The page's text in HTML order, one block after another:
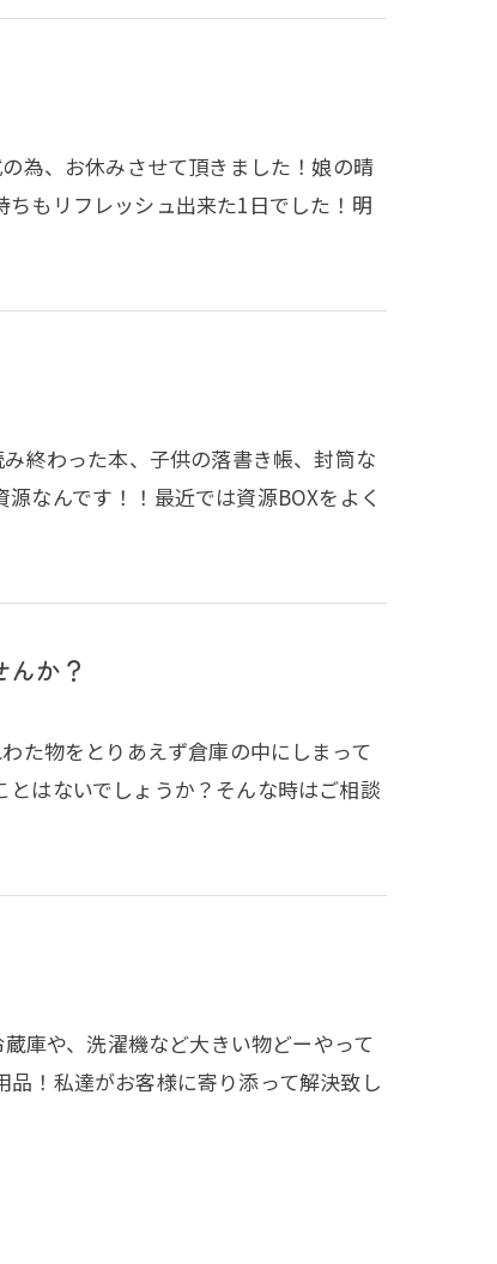
為、お休みさせて頂きました！娘の晴
もリフレッシュ出来た1日でした！明
終わった本、子供の落書き帳、封筒な
なんです！！最近では資源BOXをよく
か？
た物をとりあえず倉庫の中にしまって
はないでしょうか？そんな時はご相談
庫や、洗濯機など大きい物どーやって
！私達がお客様に寄り添って解決致し